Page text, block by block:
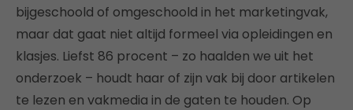
bijgeschoold of omgeschoold in het marketingvak,
maar dat gaat niet altijd formeel via opleidingen en
klasjes. Liefst 86 procent – zo haalden we uit het
onderzoek – houdt haar of zijn vak bij door artikelen
te lezen en vakmedia in de gaten te houden. Op